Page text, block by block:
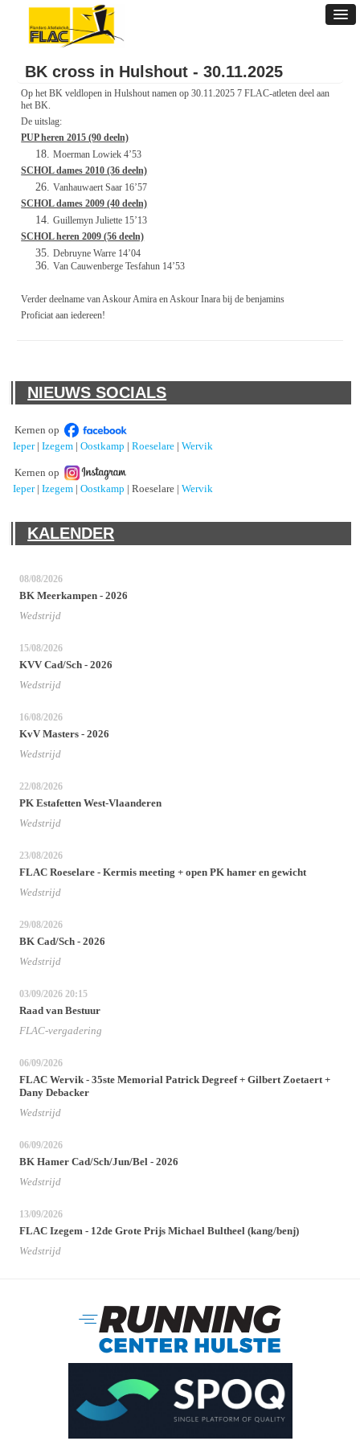
BK cross in Hulshout - 30.11.2025
Op het BK veldlopen in Hulshout namen op 30.11.2025 7 FLAC-atleten deel aan
het BK.
De uitslag:
PUP heren 2015 (90 deeln)
Moerman Lowiek 4’53
SCHOL dames 2010 (36 deeln)
Vanhauwaert Saar 16’57
SCHOL dames 2009 (40 deeln)
Guillemyn Juliette 15’13
SCHOL heren 2009 (56 deeln)
Debruyne Warre 14’04
Van Cauwenberge Tesfahun 14’53
Verder deelname van Askour Amira en Askour Inara bij de benjamins
Proficiat aan iedereen!
NIEUWS SOCIALS
Kernen op
Ieper|Izegem |Oostkamp |Roeselare |Wervik
Kernen op
Ieper|Izegem |Oostkamp | Roeselare |Wervik
KALENDER
08/08/2026
BK Meerkampen - 2026
Wedstrijd
15/08/2026
KVV Cad/Sch - 2026
Wedstrijd
16/08/2026
KvV Masters - 2026
Wedstrijd
22/08/2026
PK Estafetten West-Vlaanderen
Wedstrijd
23/08/2026
FLAC Roeselare - Kermis meeting + open PK hamer en gewicht
Wedstrijd
29/08/2026
BK Cad/Sch - 2026
Wedstrijd
03/09/2026 20:15
Raad van Bestuur
FLAC-vergadering
06/09/2026
FLAC Wervik - 35ste Memorial Patrick Degreef + Gilbert Zoetaert +
Dany Debacker
Wedstrijd
06/09/2026
BK Hamer Cad/Sch/Jun/Bel - 2026
Wedstrijd
13/09/2026
FLAC Izegem - 12de Grote Prijs Michael Bultheel (kang/benj)
Wedstrijd